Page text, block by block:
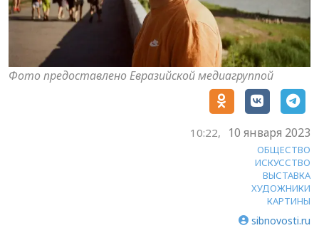
Фото предоставлено Евразийской медиагруппой
10:22, 10 января 2023
ОБЩЕСТВО
ИСКУССТВО
ВЫСТАВКА
ХУДОЖНИКИ
КАРТИНЫ
sibnovosti.ru